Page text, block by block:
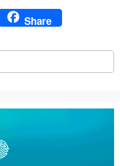
Share